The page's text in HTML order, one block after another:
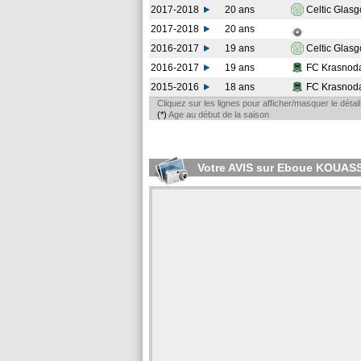
2017-2018
20 ans Celtic
2017-2018
20 ans
2016-2017
19 ans Celtic
2016-2017
19 ans FC
2015-2016
18 ans FC
Cliquez sur les lignes pour afficher/masquer le
(*) Age au début de la saison
Votre AVIS sur Eboue